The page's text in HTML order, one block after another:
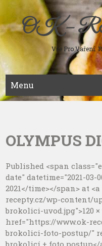
contentOK –
Vše Pro Vaření.
Menu
OLYMPUS
Published <span
date" datetime="2021-03-
2021</time></span> at
recepty.cz/wp-content/
brokolici-uvod.jpg">120 ×
href="https://www.ok-
brokolici-foto-postup/"
brokolicí + foto postup</